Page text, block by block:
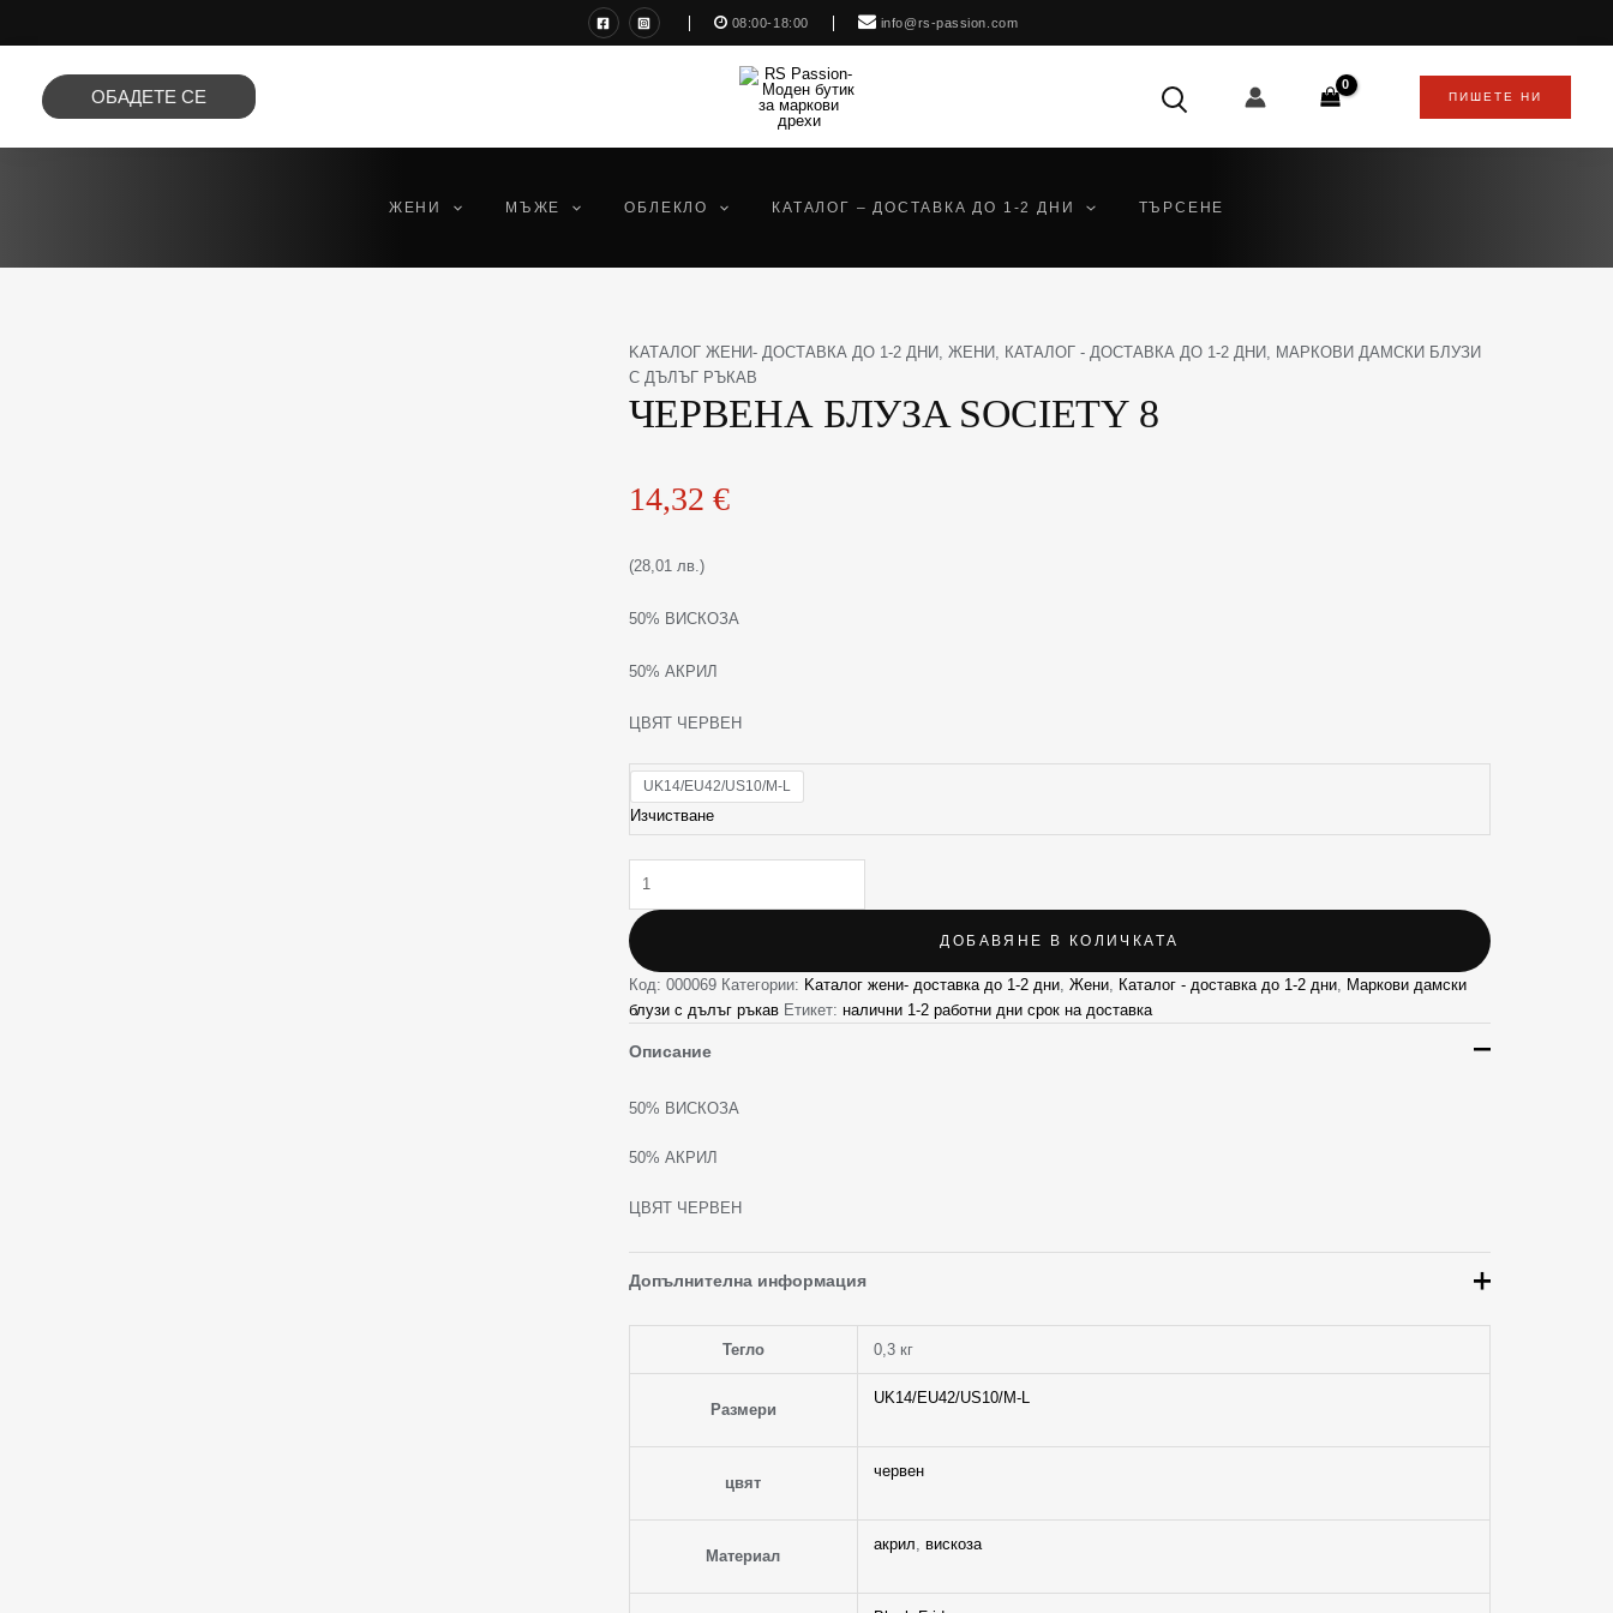
08:00-18:00 info@rs-passion.com
ОБАДЕТЕ СЕ ПИШЕТЕ НИ
ЖЕНИ МЪЖЕ ОБЛЕКЛО КАТАЛОГ – ДОСТАВКА ДО 1-2 ДНИ ТЪРСЕНЕ
KАТАЛОГ ЖЕНИ- ДОСТАВКА ДО 1-2 ДНИ, ЖЕНИ, КАТАЛОГ - ДОСТАВКА ДО 1-2 ДНИ, МАРКОВИ ДАМСКИ БЛУЗИ
С ДЪЛЪГ РЪКАВ
ЧЕРВЕНА БЛУЗA SOCIETY 8
14,32 €
(28,01 лв.)
50% ВИСКОЗА
50% АКРИЛ
ЦВЯТ ЧЕРВЕН
UK14/EU42/US10/M-L
Изчистване
количество
за
ЧЕРВЕНА
БЛУЗA
ДОБАВЯНЕ В КОЛИЧКАТА
Код: 000069 Категории: Kаталог жени- доставка до 1-2 дни, Жени, Каталог - доставка до 1-2 дни, Маркови дамски
блузи с дълъг ръкав Етикет: налични 1-2 работни дни срок на доставка
Описание
50% ВИСКОЗА
50% АКРИЛ
ЦВЯТ ЧЕРВЕН
Допълнителна информация
Тегло 0,3 кг
Размери
UK14/EU42/US10/M-L
цвят
червен
Материал
акрил вискоза